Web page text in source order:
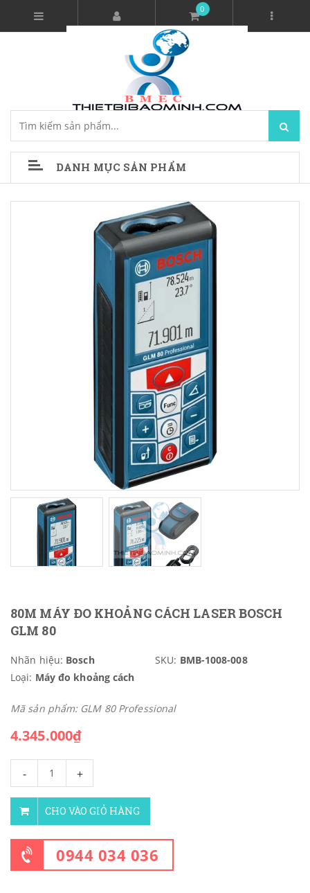
0
DANH MỤC SẢN PHẨM
80M MÁY ĐO KHOẢNG CÁCH LASER BOSCH
GLM 80
Nhãn hiệu: Bosch SKU: BMB-1008-008
Loại: Máy đo khoảng cách
Mã sản phẩm: GLM 80 Professional
4.345.000₫
- +
CHO VÀO GIỎ HÀNG
0944 034 036